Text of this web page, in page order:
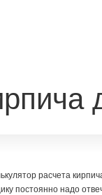
расчета
постоянно надо